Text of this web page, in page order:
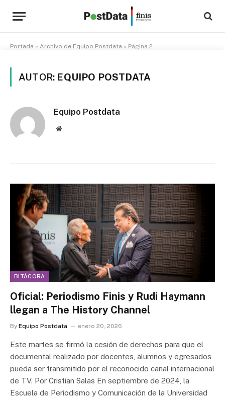
Portada » Archivo de Equipo Postdata » Página 2
AUTOR: EQUIPO POSTDATA
Equipo Postdata
Website
BITÁCORA
Oficial: Periodismo Finis y Rudi Haymann
llegan a The History Channel
By Equipo Postdata enero 20, 2026
Este martes se firmó la cesión de derechos para que el
documental realizado por docentes, alumnos y egresados
pueda ser transmitido por el reconocido canal internacional
de TV. Por Cristian Salas En septiembre de 2024, la
Escuela de Periodismo y Comunicación de la Universidad